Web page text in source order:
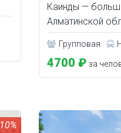
Каинды —
Алматинской
Групповая
4700 ₽ за
10%